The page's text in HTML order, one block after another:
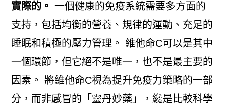
實際的。 一個健康的免疫系統需要多方面的
支持，包括均衡的營養、規律的運動、充足的
睡眠和積極的壓力管理。 維他命C可以是其中
一個環節，但它絕不是唯一，也不是最主要的
因素。 將維他命C視為提升免疫力策略的一部
分，而非感冒的「靈丹妙藥」，纔是比較科學